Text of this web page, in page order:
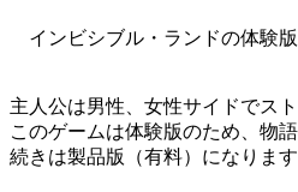
インビシブル・ランドの体験版
主人公は男性、女性サイドでス
このゲームは体験版のため、物
続きは製品版（有料）になりま